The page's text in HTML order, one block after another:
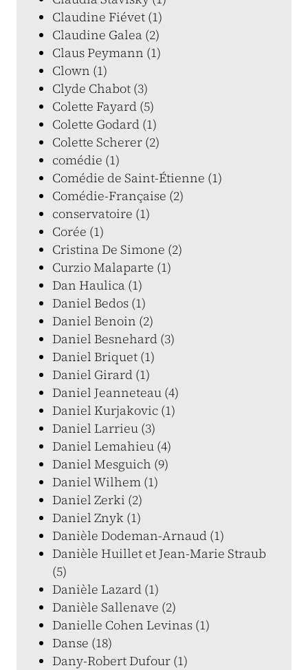
Claudine Fiévet (1)
Claudine Galea (2)
Claus Peymann (1)
Clown (1)
Clyde Chabot (3)
Colette Fayard (5)
Colette Godard (1)
Colette Scherer (2)
comédie (1)
Comédie de Saint-Étienne (1)
Comédie-Française (2)
conservatoire (1)
Corée (1)
Cristina De Simone (2)
Curzio Malaparte (1)
Dan Haulica (1)
Daniel Bedos (1)
Daniel Benoin (2)
Daniel Besnehard (3)
Daniel Briquet (1)
Daniel Girard (1)
Daniel Jeanneteau (4)
Daniel Kurjakovic (1)
Daniel Larrieu (3)
Daniel Lemahieu (4)
Daniel Mesguich (9)
Daniel Wilhem (1)
Daniel Zerki (2)
Daniel Znyk (1)
Danièle Dodeman-Arnaud (1)
Danièle Huillet et Jean-Marie Straub
(5)
Danièle Lazard (1)
Danièle Sallenave (2)
Danielle Cohen Levinas (1)
Danse (18)
Dany-Robert Dufour (1)